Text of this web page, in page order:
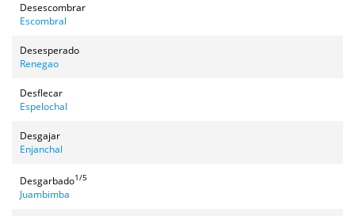
Desescombrar
Escombral
Desesperado
Renegao
Desflecar
Espelochal
Desgajar
Enjanchal
Desgarbado1/5
Juambimba